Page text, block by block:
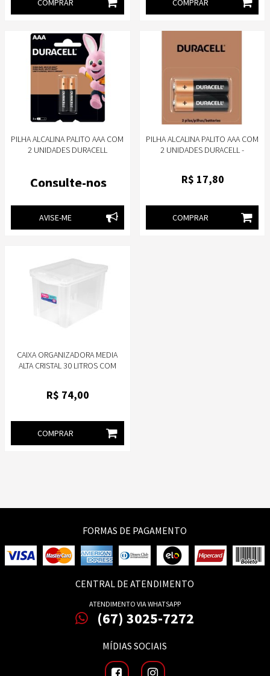
COMPRAR COMPRAR
PILHA ALCALINA PALITO AAA COM
2 UNIDADES DURACELL
Consulte-nos
AVISE-ME
PILHA ALCALINA PALITO AAA COM
2 UNIDADES DURACELL -
R$ 17,80
COMPRAR
CAIXA ORGANIZADORA MEDIA
ALTA CRISTAL 30 LITROS COM
R$ 74,00
COMPRAR
FORMAS DE PAGAMENTO
CENTRAL DE ATENDIMENTO
ATENDIMENTO VIA WHATSAPP
(67) 3025-7272
MÍDIAS SOCIAIS